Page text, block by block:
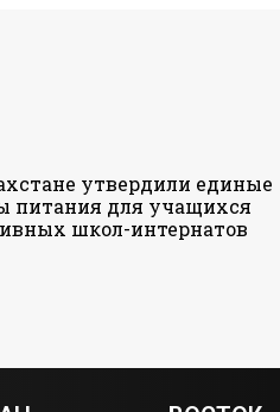
утвердили единые
питания для учащихся
школ-интернатов